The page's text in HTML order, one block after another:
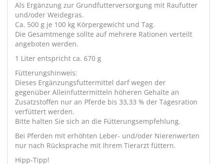
Als Ergänzung zur Grundfutterversorgung mit Raufutter
und/oder Weidegras.
Ca. 500 g je 100 kg Körpergewicht und Tag.
Die Gesamtmenge sollte auf mehrere Rationen verteilt
angeboten werden.
1 Liter entspricht ca. 670 g
Fütterungshinweis:
Dieses Ergänzungsfuttermittel darf wegen der
gegenüber Alleinfuttermitteln höheren Gehalte an
Zusatzstoffen nur an Pferde bis 33,33 % der Tagesration
verfüttert werden.
Bitte halten Sie sich an die Fütterungsempfehlung.
Bei Pferden mit erhöhten Leber- und/oder Nierenwerten
nur nach Rücksprache mit Ihrem Tierarzt füttern.
Hipp-Tipp!